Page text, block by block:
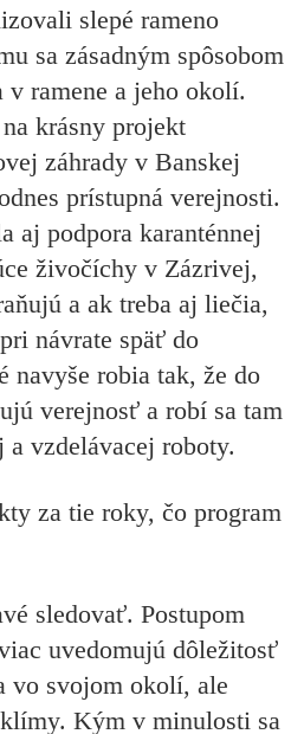
slepé rameno
sa zásadným spôsobom
ramene a jeho okolí.
krásny projekt
záhrady v Banskej
prístupná verejnosti.
aj podpora karanténnej
živočíchy v Zázrivej,
a ak treba aj liečia,
návrate späť do
navyše robia tak, že do
verejnosť a robí sa tam
vzdelávacej roboty.
za tie roky, čo program
sledovať. Postupom
uvedomujú dôležitosť
vo svojom okolí, ale
Kým v minulosti sa